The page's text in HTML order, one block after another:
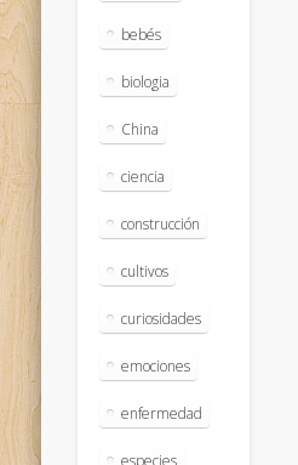
bebés
biologia
China
ciencia
construcción
cultivos
curiosidades
emociones
enfermedad